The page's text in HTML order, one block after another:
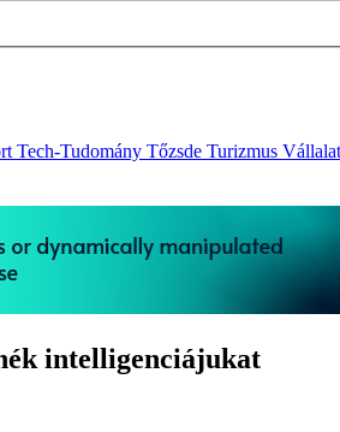
Tech-Tudomány Tőzsde Turizmus
intelligenciájukat